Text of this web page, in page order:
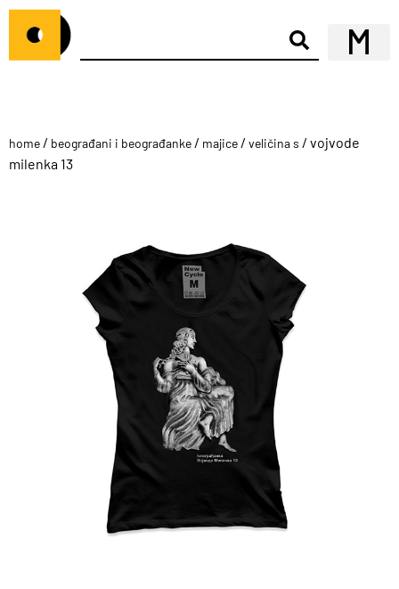
home / beograđani i beograđanke / majice / veličina s / vojvode
milenka 13